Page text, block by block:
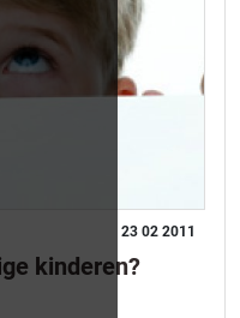
23 02 2011
kinderen?